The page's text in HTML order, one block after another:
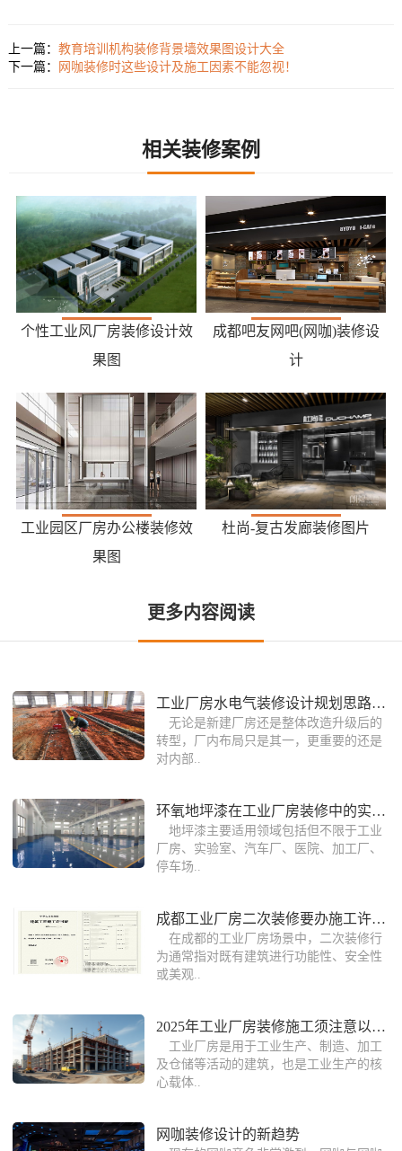
上一篇： 教育培训机构装修背景墙效果图设计大全
下一篇：
网咖装修时这些设计及施工因素不能忽视！
相关装修案例
个性工业风厂房装修设计效
果图
成都吧友网吧(网咖)装修设
计
工业园区厂房办公楼装修效
果图
杜尚-复古发廊装修图片
更多内容阅读
工业厂房水电气装修设计规划思路详解
无论是新建厂房还是整体改造升级后的
转型，厂内布局只是其一，更重要的还是
对内部..
环氧地坪漆在工业厂房装修中的实际作用
地坪漆主要适用领域包括但不限于工业
厂房、实验室、汽车厂、医院、加工厂、
停车场..
成都工业厂房二次装修要办施工许可证吗
在成都的工业厂房场景中，二次装修行
为通常指对既有建筑进行功能性、安全性
或美观..
2025年工业厂房装修施工须注意以下几点
工业厂房是用于工业生产、制造、加工
及仓储等活动的建筑，也是工业生产的核
心载体..
网咖装修设计的新趋势